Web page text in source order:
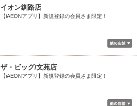
イオン釧路店
【iAEONアプリ】新規登録の会員さま限定！
ザ・ビッグ/文苑店
【iAEONアプリ】新規登録の会員さま限定！